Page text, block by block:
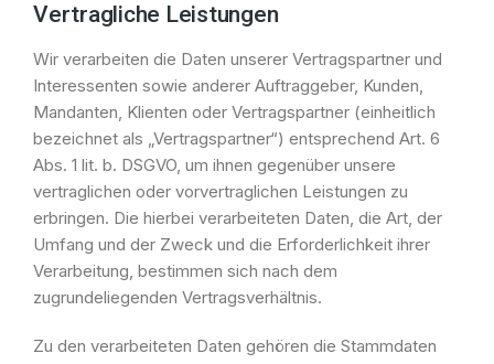
Vertragliche Leistungen
Wir verarbeiten die Daten unserer Vertragspartner und
Interessenten sowie anderer Auftraggeber, Kunden,
Mandanten, Klienten oder Vertragspartner (einheitlich
bezeichnet als „Vertragspartner“) entsprechend Art. 6
Abs. 1 lit. b. DSGVO, um ihnen gegenüber unsere
vertraglichen oder vorvertraglichen Leistungen zu
erbringen. Die hierbei verarbeiteten Daten, die Art, der
Umfang und der Zweck und die Erforderlichkeit ihrer
Verarbeitung, bestimmen sich nach dem
zugrundeliegenden Vertragsverhältnis.
Zu den verarbeiteten Daten gehören die Stammdaten